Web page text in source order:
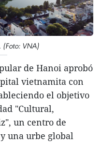
(Foto: VNA)
de Hanoi aprobó
vietnamita con
el objetivo
"Cultural,
un centro de
una urbe global